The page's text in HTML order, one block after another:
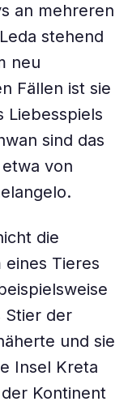
an mehreren
stehend
neu
Fällen ist sie
Liebesspiels
sind das
von
die
eines Tieres
Stier der
und sie
Insel Kreta
Kontinent